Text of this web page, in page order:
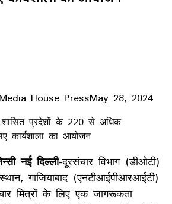
Media House PressMay 28, 2024
नई दिल्ली-दूरसंचार विभाग (डीओटी)
गाजियाबाद (एनटीआईपीआरआईटी)
मित्रों के लिए एक जागरूकता